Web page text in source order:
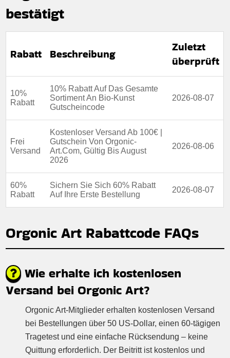
Berechtigung:
Nicht mit anderen Aktionen kombinierbar
Weitere Informationen finden Sie in den
bestätigt
Rabatt Beschreibung
Zuletzt
überprüft
10%
Rabatt
10% Rabatt Auf Das Gesamte
Sortiment An Bio-Kunst
Gutscheincode
2026-08-07
Frei
Versand
Kostenloser Versand Ab 100€ |
Gutschein Von Orgonic-
Art.Com, Gültig Bis August
2026
2026-08-06
60%
Rabatt
Sichern Sie Sich 60% Rabatt
Auf Ihre Erste Bestellung
2026-08-07
Orgonic Art Rabattcode FAQs
Wie erhalte ich kostenlosen
Versand bei Orgonic Art?
Orgonic Art-Mitglieder erhalten kostenlosen Versand
bei Bestellungen über 50 US-Dollar, einen 60-tägigen
Tragetest und eine einfache Rücksendung – keine
Quittung erforderlich. Der Beitritt ist kostenlos und